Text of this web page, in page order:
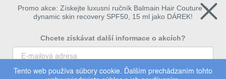
Tento web používa súbory cookie. Ďalším prechádzaním tohto
Promo akce: Získejte luxusní ručník Balmain Hair Couture +
dynamic skin recovery SPF50, 15 ml jako DÁREK!
Chcete získávat další informace o akcích?
To chci